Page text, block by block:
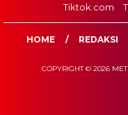
Tiktok.com
HOME REDAKSI
COPYRIGHT © 2026